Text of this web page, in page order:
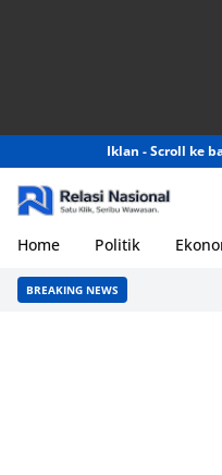
Iklan - Scroll ke
Home Politik
BREAKING NEWS